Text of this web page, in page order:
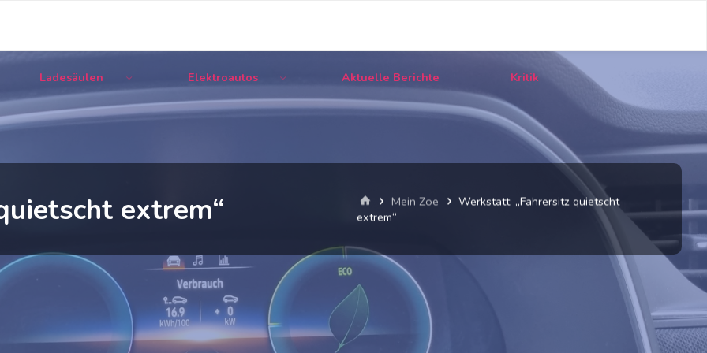
Ladesäulen Elektroautos Aktuelle Berichte Kritik
extrem“ StartMein Zoe
Werkstatt: „Fahrersitz quietscht
extrem“